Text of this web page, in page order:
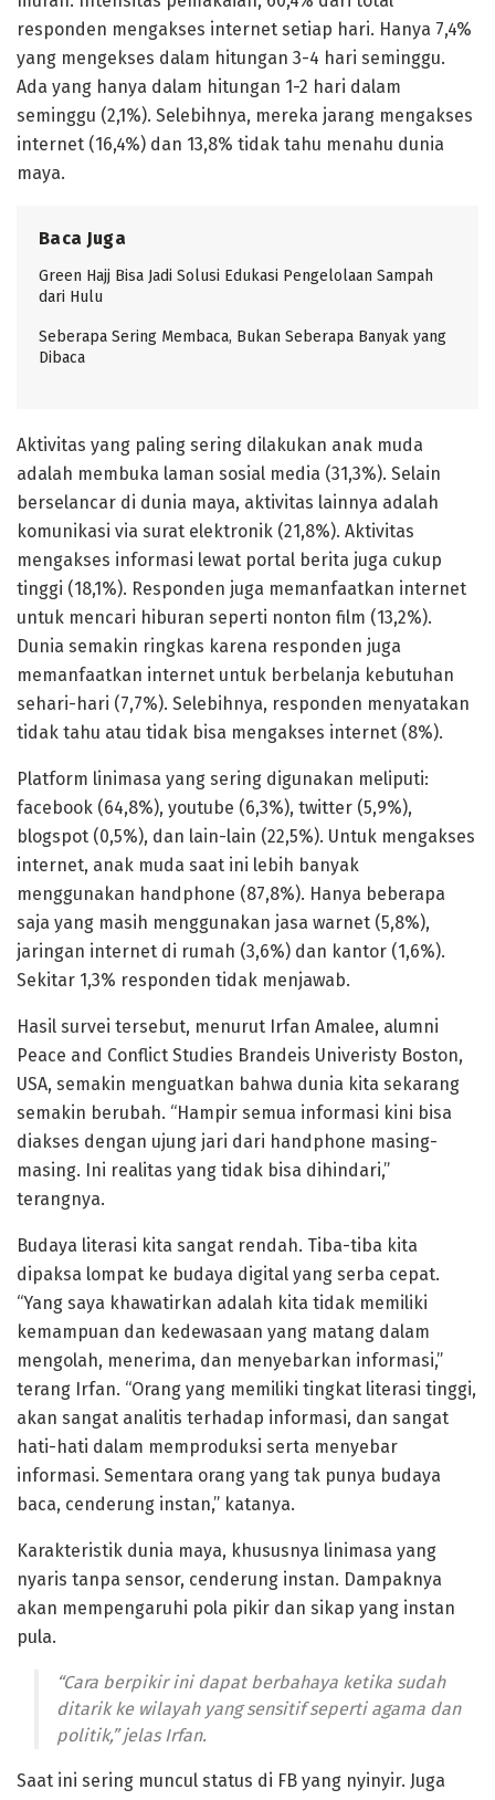
responden mengakses internet setiap hari. Hanya 7,4%
yang mengekses dalam hitungan 3-4 hari seminggu.
Ada yang hanya dalam hitungan 1-2 hari dalam
seminggu (2,1%). Selebihnya, mereka jarang mengakses
internet (16,4%) dan 13,8% tidak tahu menahu dunia
maya.
Baca Juga
Green Hajj Bisa Jadi Solusi Edukasi Pengelolaan Sampah
dari Hulu
Seberapa Sering Membaca, Bukan Seberapa Banyak yang
Dibaca
Aktivitas yang paling sering dilakukan anak muda
adalah membuka laman sosial media (31,3%). Selain
berselancar di dunia maya, aktivitas lainnya adalah
komunikasi via surat elektronik (21,8%). Aktivitas
mengakses informasi lewat portal berita juga cukup
tinggi (18,1%). Responden juga memanfaatkan internet
untuk mencari hiburan seperti nonton film (13,2%).
Dunia semakin ringkas karena responden juga
memanfaatkan internet untuk berbelanja kebutuhan
sehari-hari (7,7%). Selebihnya, responden menyatakan
tidak tahu atau tidak bisa mengakses internet (8%).
Platform linimasa yang sering digunakan meliputi:
facebook (64,8%), youtube (6,3%), twitter (5,9%),
blogspot (0,5%), dan lain-lain (22,5%). Untuk mengakses
internet, anak muda saat ini lebih banyak
menggunakan handphone (87,8%). Hanya beberapa
saja yang masih menggunakan jasa warnet (5,8%),
jaringan internet di rumah (3,6%) dan kantor (1,6%).
Sekitar 1,3% responden tidak menjawab.
Hasil survei tersebut, menurut Irfan Amalee, alumni
Peace and Conflict Studies Brandeis Univeristy Boston,
USA, semakin menguatkan bahwa dunia kita sekarang
semakin berubah. “Hampir semua informasi kini bisa
diakses dengan ujung jari dari handphone masing-
masing. Ini realitas yang tidak bisa dihindari,”
terangnya.
Budaya literasi kita sangat rendah. Tiba-tiba kita
dipaksa lompat ke budaya digital yang serba cepat.
“Yang saya khawatirkan adalah kita tidak memiliki
kemampuan dan kedewasaan yang matang dalam
mengolah, menerima, dan menyebarkan informasi,”
terang Irfan. “Orang yang memiliki tingkat literasi tinggi,
akan sangat analitis terhadap informasi, dan sangat
hati-hati dalam memproduksi serta menyebar
informasi. Sementara orang yang tak punya budaya
baca, cenderung instan,” katanya.
Karakteristik dunia maya, khususnya linimasa yang
nyaris tanpa sensor, cenderung instan. Dampaknya
akan mempengaruhi pola pikir dan sikap yang instan
pula.
“Cara berpikir ini dapat berbahaya ketika sudah
ditarik ke wilayah yang sensitif seperti agama dan
politik,” jelas Irfan.
Saat ini sering muncul status di FB yang nyinyir. Juga